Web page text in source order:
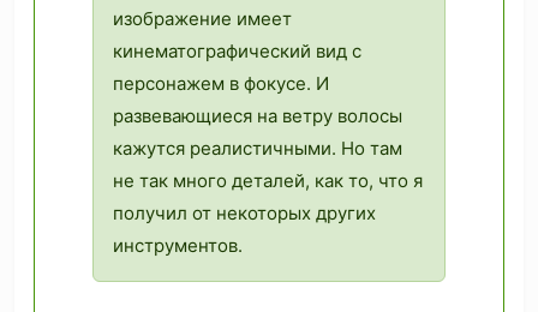
изображение имеет
кинематографический вид с
персонажем в фокусе. И
развевающиеся на ветру волосы
кажутся реалистичными. Но там
не так много деталей, как то, что я
получил от некоторых других
инструментов.